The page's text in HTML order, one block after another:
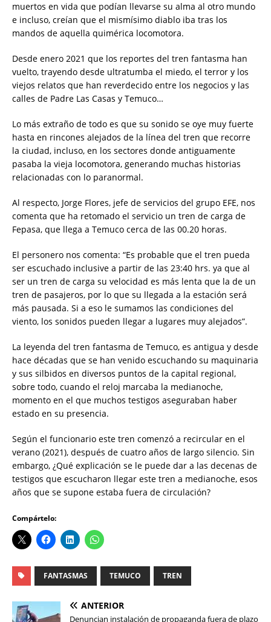
muertos en vida que podían llevarse su alma al otro mundo
e incluso, creían que el mismísimo diablo iba tras los
mandos de aquella quimérica locomotora.
Desde enero 2021 que los reportes del tren fantasma han
vuelto, trayendo desde ultratumba el miedo, el terror y los
viejos relatos que han reverdecido entre los negocios y las
calles de Padre Las Casas y Temuco…
Lo más extraño de todo es que su sonido se oye muy fuerte
hasta en rincones alejados de la línea del tren que recorre
la ciudad, incluso, en los sectores donde antiguamente
pasaba la vieja locomotora, generando muchas historias
relacionadas con lo paranormal.
Al respecto, Jorge Flores, jefe de servicios del grupo EFE, nos
comenta que ha retomado el servicio un tren de carga de
Fepasa, que llega a Temuco cerca de las 00.20 horas.
El personero nos comenta: “Es probable que el tren pueda
ser escuchado inclusive a partir de las 23:40 hrs. ya que al
ser un tren de carga su velocidad es más lenta que la de un
tren de pasajeros, por lo que su llegada a la estación será
más pausada. Si a eso le sumamos las condiciones del
viento, los sonidos pueden llegar a lugares muy alejados”.
La leyenda del tren fantasma de Temuco, es antigua y desde
hace décadas que se han venido escuchando su maquinaria
y sus silbidos en diversos puntos de la capital regional,
sobre todo, cuando el reloj marcaba la medianoche,
momento en el que muchos testigos aseguraban haber
estado en su presencia.
Según el funcionario este tren comenzó a recircular en el
verano (2021), después de cuatro años de largo silencio. Sin
embargo, ¿Qué explicación se le puede dar a las decenas de
testigos que escucharon llegar este tren a medianoche, esos
años que se supone estaba fuera de circulación?
Compártelo:
FANTASMAS TEMUCO TREN
ANTERIOR
Denuncian instalación de propaganda fuera de plazo